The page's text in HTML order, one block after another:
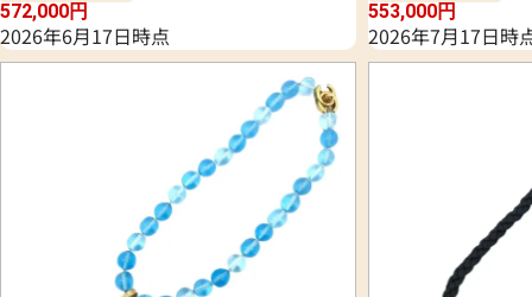
572,000円
2026年6月17日時点
553,000円
2026年7月17日時